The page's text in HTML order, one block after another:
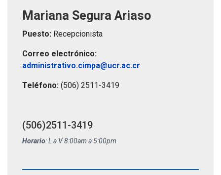
Mariana Segura Ariaso
Puesto: Recepcionista
Correo electrónico:
administrativo.cimpa@ucr.ac.cr
Teléfono: (506) 2511-3419
(506)2511-3419
Horario: L a V 8:00am a 5:00pm